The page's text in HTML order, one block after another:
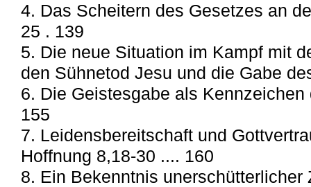
4. Das Scheitern des Gesetzes an
25 . 139
5. Die neue Situation im Kampf mit
den Sühnetod Jesu und die Gabe
6. Die Geistesgabe als
155
7. Leidensbereitschaft und
Hoffnung 8,18-30 .... 160
8. Ein Bekenntnis unerschütterlicher